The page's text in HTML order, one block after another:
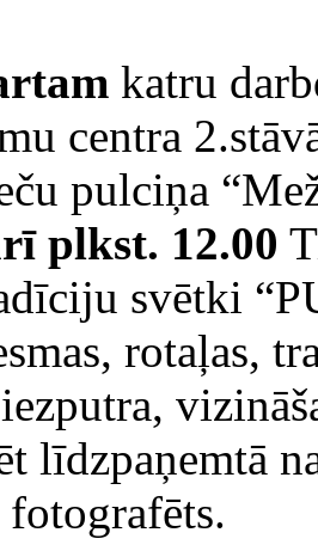
katru
centra
pulciņa
plkst. 12.00
svētki
rotaļas,
līdzpaņemtā